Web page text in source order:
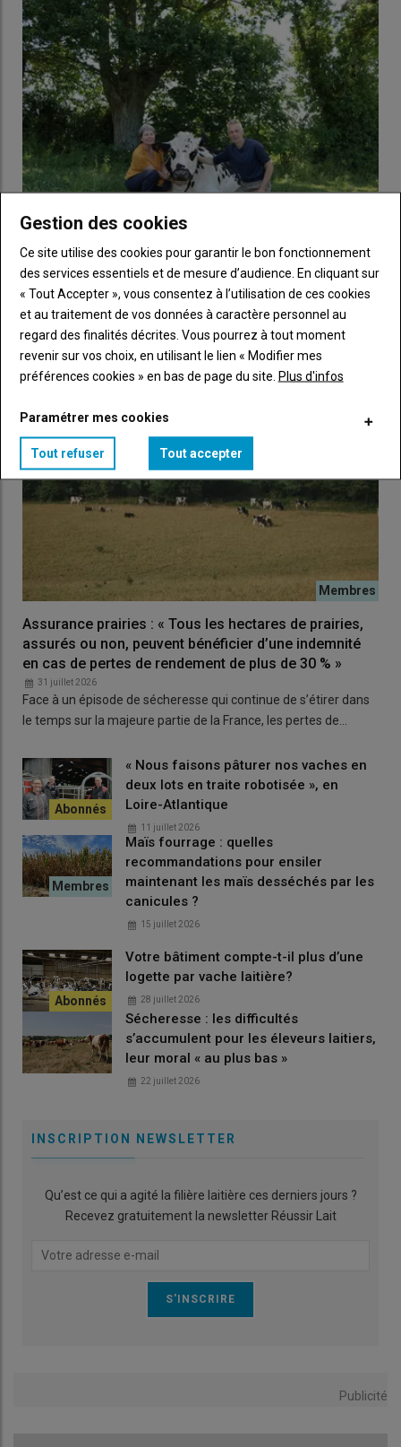
était alors surtout lié à l’humidité et moins à la température.
Globalement, le système apparaît très efficace. Il n’y a
pratiquement plus de baisse de production en été. Juste un
peu plus d’eau à épandre ! »
Élevage laitier bio : « Nous vivons à deux avec 200 000
litres de lait bio », en Mayenne
Mickaël et Élisabeth Lepage, éleveurs en Mayenne, vivent avec
à peine 200 000 litres de lait biologique vendus. Grâce à…
Assurance prairies : « Tous les hectares de prairies,
assurés ou non, peuvent bénéficier d’une indemnité
en cas de pertes de rendement de plus de 30 % »
31 juillet 2026
Face à un épisode de sécheresse qui continue de s’étirer dans
le temps sur la majeure partie de la France, les pertes de…
« Nous faisons pâturer nos vaches en
deux lots en traite robotisée », en
Loire-Atlantique
11 juillet 2026
Maïs fourrage : quelles
recommandations pour ensiler
maintenant les maïs desséchés par les
canicules ?
15 juillet 2026
Votre bâtiment compte-t-il plus d’une
logette par vache laitière?
28 juillet 2026
Sécheresse : les difficultés
s’accumulent pour les éleveurs laitiers,
leur moral « au plus bas »
22 juillet 2026
INSCRIPTION NEWSLETTER
Qu’est ce qui a agité la filière laitière ces derniers jours ?
Recevez gratuitement la newsletter Réussir Lait
Publicité
Gestion des cookies
Ce site utilise des cookies pour garantir le bon fonctionnement
des services essentiels et de mesure d’audience. En cliquant sur
« Tout Accepter », vous consentez à l’utilisation de ces cookies
et au traitement de vos données à caractère personnel au
regard des finalités décrites. Vous pourrez à tout moment
revenir sur vos choix, en utilisant le lien « Modifier mes
préférences cookies » en bas de page du site. Plus d'infos
Paramétrer mes cookies
Tout refuser Tout accepter